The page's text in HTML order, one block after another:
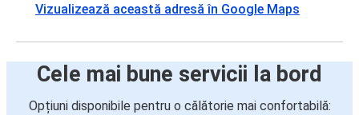
Vizualizează această adresă în Google Maps
Cele mai bune servicii la bord
Opțiuni disponibile pentru o călătorie mai confortabilă: